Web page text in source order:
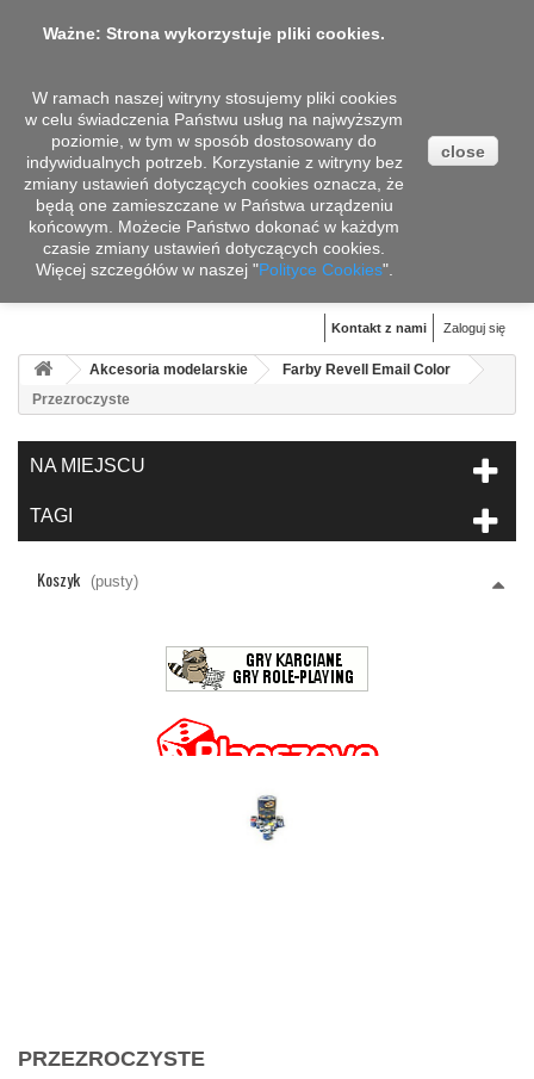
Koszyk (pusty)
Zaloguj się
Kontakt z nami
Akcesoria modelarskie
Farby Revell Email Color
Przezroczyste
NA MIEJSCU
TAGI
Koszyk (pusty)
PRZEZROCZYSTE
Ważne: Strona wykorzystuje pliki cookies.
W ramach naszej witryny stosujemy pliki cookies
w celu świadczenia Państwu usług na najwyższym
poziomie, w tym w sposób dostosowany do
indywidualnych potrzeb. Korzystanie z witryny bez
zmiany ustawień dotyczących cookies oznacza, że
będą one zamieszczane w Państwa urządzeniu
końcowym. Możecie Państwo dokonać w każdym
czasie zmiany ustawień dotyczących cookies.
Więcej szczegółów w naszej "Polityce Cookies".
close